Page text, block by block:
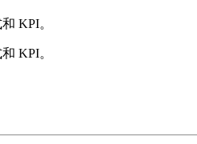
KPI。
KPI。